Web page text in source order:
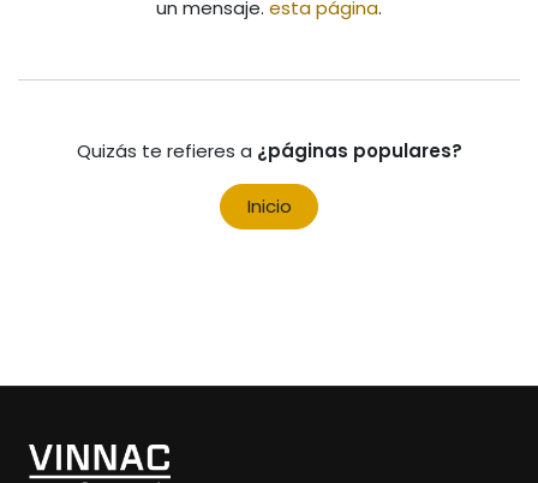
un mensaje. esta página.
Quizás te refieres a ¿páginas populares?
Inicio